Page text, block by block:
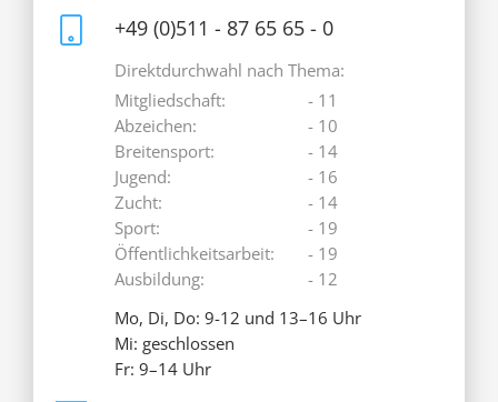
+49 (0)511 - 87 65 65 - 0
Direktdurchwahl nach Thema:
Mitgliedschaft:
Abzeichen:
Breitensport:
Jugend:
Zucht:
Sport:
Öffentlichkeitsarbeit:
Ausbildung:
- 11
- 10
- 14
- 16
- 14
- 19
- 19
- 12
Mo, Di, Do: 9-12 und 13–16 Uhr
Mi: geschlossen
Fr: 9–14 Uhr